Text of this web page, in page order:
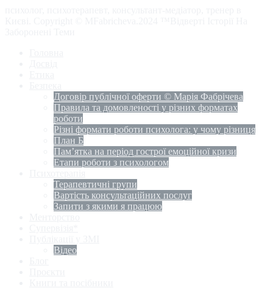
Договір публічної оферти © Марія Фабрічева
Правила та домовленості у різних форматах
роботи
Різні формати роботи психолога: у чому різниця
План Б
Пам’ятка на період гострої емоційної кризи
Етапи роботи з психологом
Терапевтичні групи
Вартість консультаційних послуг
Запити з якими я працюю
Відео